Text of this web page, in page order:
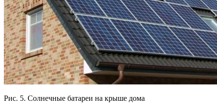
Рис. 5. Солнечные батареи на крыше дома